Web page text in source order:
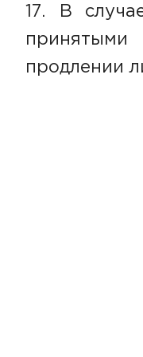
В
принятыми
продлении